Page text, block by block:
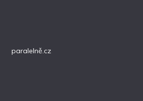
paralelně.cz